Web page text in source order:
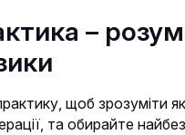
–
щоб зрозуміти
та обирайте